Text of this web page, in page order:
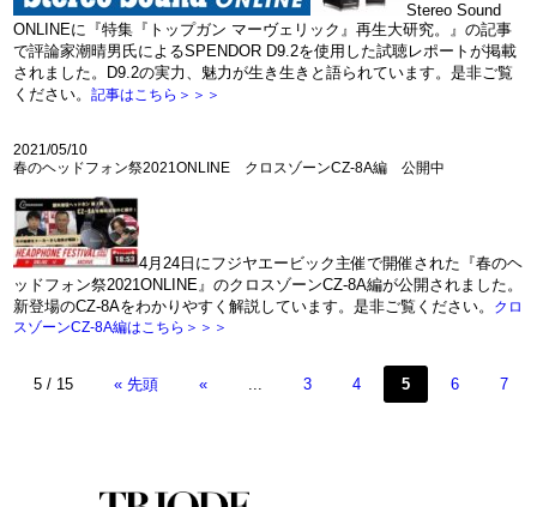
Stereo Sound
ONLINEに『特集『トップガン マーヴェリック』再生大研究。』の記事
で評論家潮晴男氏によるSPENDOR D9.2を使用した試聴レポートが掲載
されました。D9.2の実力、魅力が生き生きと語られています。是非ご覧
ください。記事はこちら＞＞＞
2021/05/10
春のヘッドフォン祭2021ONLINE クロスゾーンCZ-8A編 公開中
4月24日にフジヤエービック主催で開催された『春のヘ
ッドフォン祭2021ONLINE』のクロスゾーンCZ-8A編が公開されました。
新登場のCZ-8Aをわかりやすく解説しています。是非ご覧ください。 クロ
スゾーンCZ-8A編はこちら＞＞＞
5 / 15 « 先頭 « ... 3 4 5 6 7